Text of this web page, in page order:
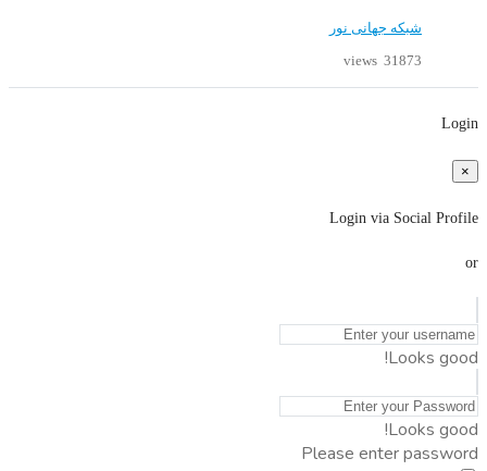
شبکه جهانی نور
31873 views
Login
×
Login via Social Profile
or
Looks good!
Looks good!
Please enter password